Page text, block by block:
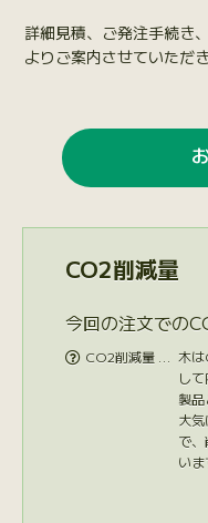
詳細見積、ご発注手続き
よりご案内させていただ
CO2削減量
今回の注文での
 CO2削減量 …
木
し
製
大
で
いま